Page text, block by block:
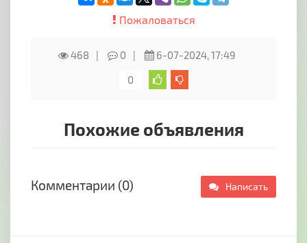
Арома массаж с маслом 1 ч - 2 800 ₽
Ялта, ул. Кирова, 65/2
Отзывы https://vk.cc/cxOs0e
Пожаловаться
468 0
6-07-2024, 17:49
0
Похожие объявления
Комментарии (0) Написать